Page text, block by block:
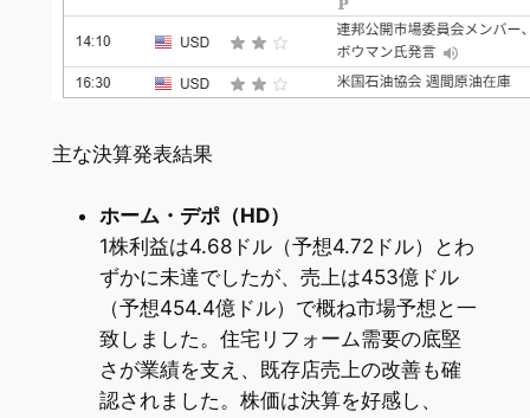
主な決算発表結果
ホーム・デポ（HD）
1株利益は4.68ドル（予想4.72ドル）とわ
ずかに未達でしたが、売上は453億ドル
（予想454.4億ドル）で概ね市場予想と一
致しました。住宅リフォーム需要の底堅
さが業績を支え、既存店売上の改善も確
認されました。株価は決算を好感し、